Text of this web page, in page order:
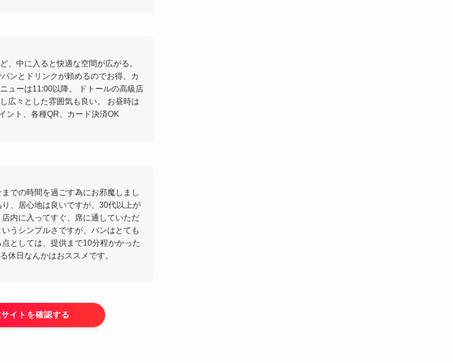
、中に入ると快適な空間が広がる。
ンとドリンクが頼めるのでお得。カ
ューは11:00以降。 ドトールの高級店
広々とした雰囲気も良い。 お昼時は
ント、各種QR、カード決済OK
での時間を過ごす為にお邪魔しまし
、居心地は良いですが、30代以上が
内に入ってすぐ、席に通していただ
うシンプルさですが、パンはとても
としては、提供まで10分程かかった
休日なんかはおススメです。
イトを確認する